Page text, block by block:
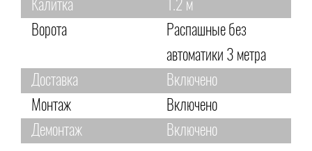
Калитка
1.2 м
Ворота
Распашные без
автоматики 3 метра
Доставка
Включено
Монтаж
Включено
Демонтаж
Включено